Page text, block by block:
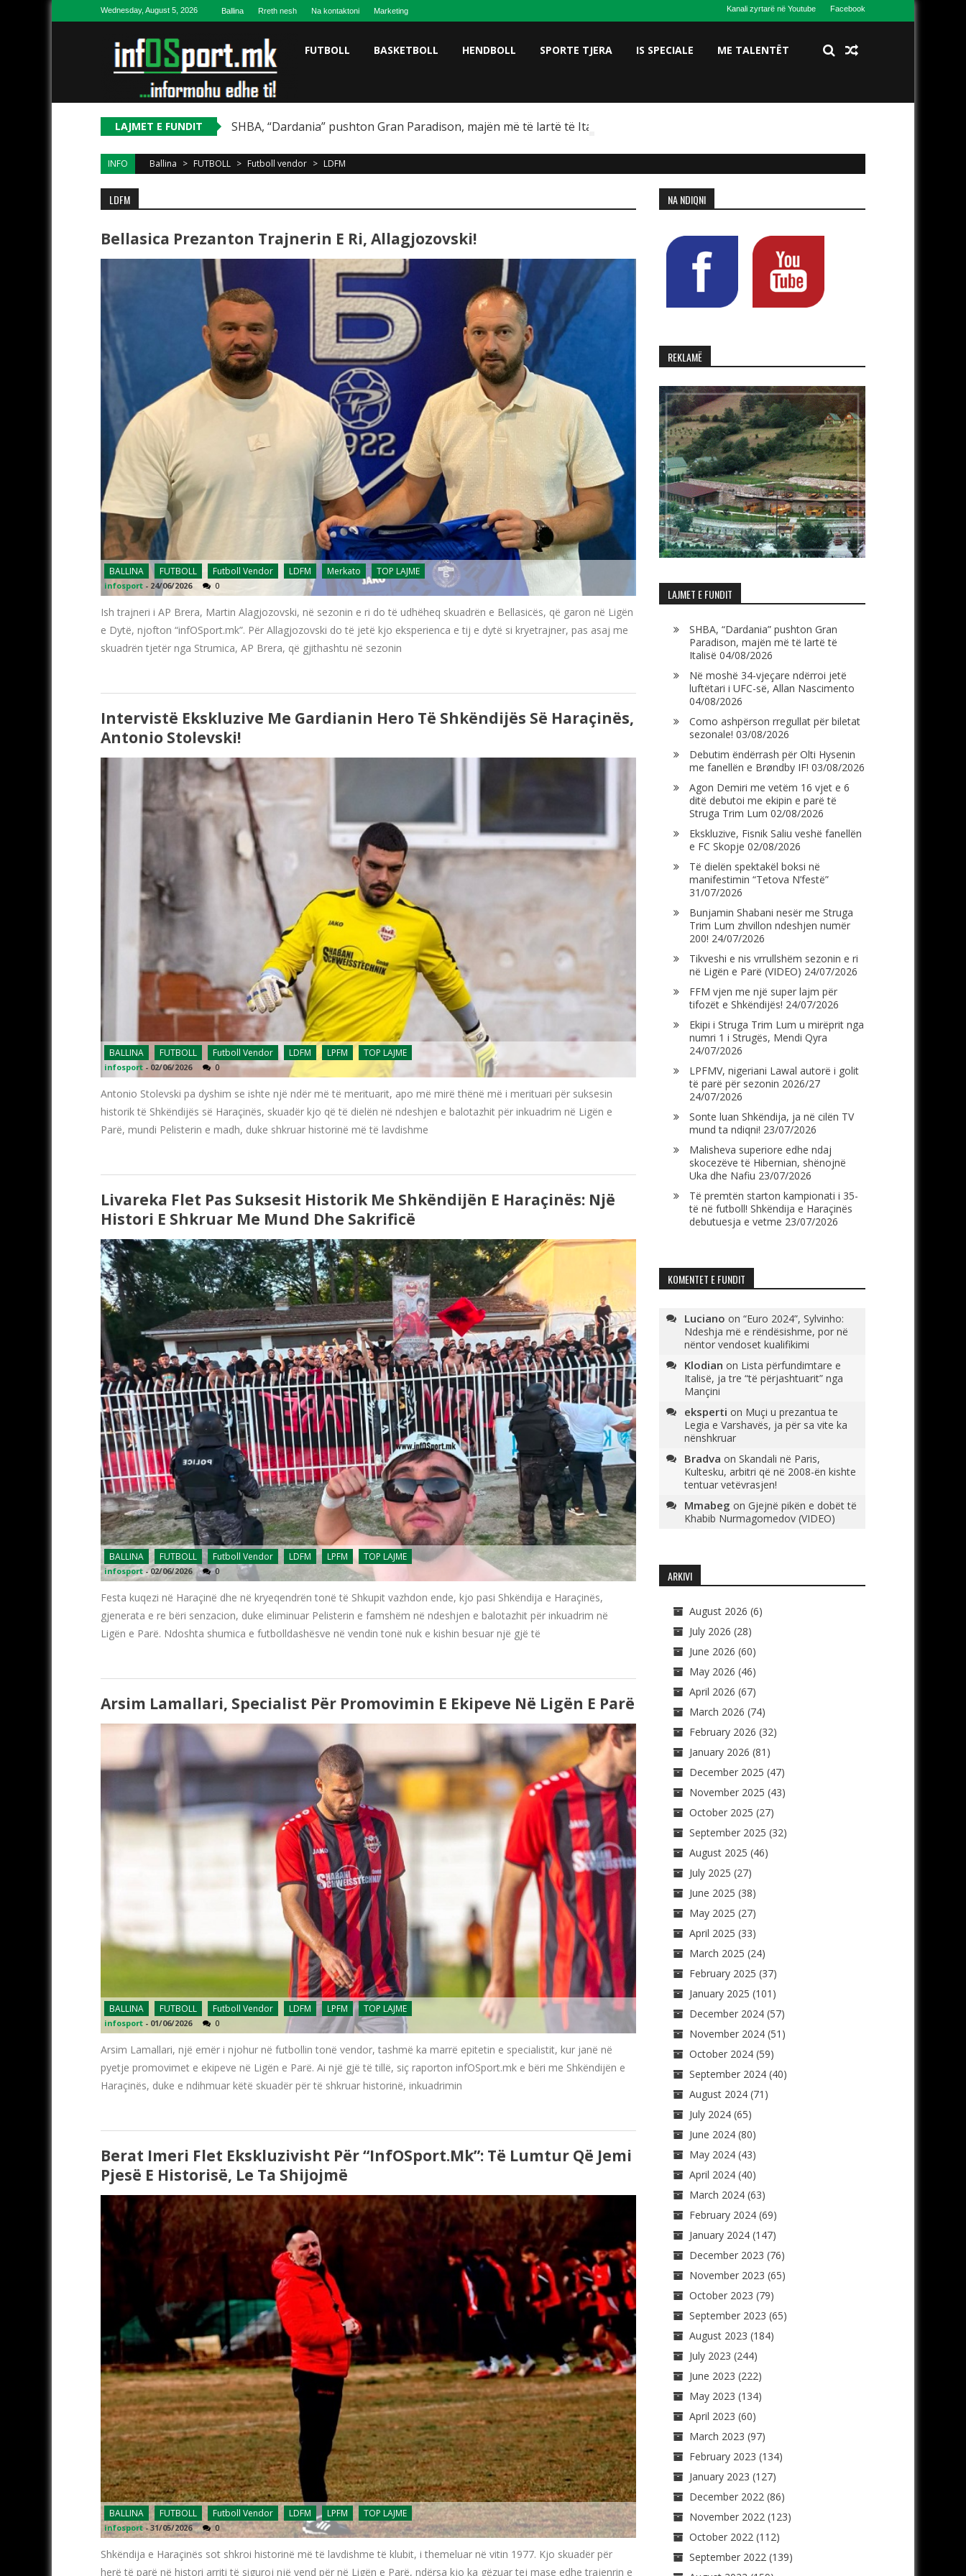
Skip to contentWednesday, August 5, 2026 Ballina Rreth nesh Na kontaktoni Marketing Kanali zyrtarë në Youtube Facebook
FUTBOLL BASKETBOLL HENDBOLL SPORTE TJERA IS SPECIALE ME TALENTËT
LAJMET E FUNDIT SHBA, “Dardania” pushton Gran Paradison, majën më të lartë të Italisë
INFO Ballina > FUTBOLL > Futboll vendor > LDFM
LDFM
Bellasica Prezanton Trajnerin E Ri, Allagjozovski!
BALLINA FUTBOLL Futboll Vendor LDFM Merkato TOP LAJME
infosport - 24/06/2026 0
Ish trajneri i AP Brera, Martin Alagjozovski, në sezonin e ri do të udhëheq skuadrën e Bellasicës, që garon në Ligën
e Dytë, njofton “infOSport.mk”. Për Allagjozovski do të jetë kjo eksperienca e tij e dytë si kryetrajner, pas asaj me
skuadrën tjetër nga Strumica, AP Brera, që gjithashtu në sezonin
Intervistë Ekskluzive Me Gardianin Hero Të Shkëndijës Së Haraçinës,
Antonio Stolevski!
BALLINA FUTBOLL Futboll Vendor LDFM LPFM TOP LAJME
infosport - 02/06/2026 0
Antonio Stolevski pa dyshim se ishte një ndër më të merituarit, apo më mirë thënë më i merituari për suksesin
historik të Shkëndijës së Haraçinës, skuadër kjo që të dielën në ndeshjen e balotazhit për inkuadrim në Ligën e
Parë, mundi Pelisterin e madh, duke shkruar historinë më të lavdishme
Livareka Flet Pas Suksesit Historik Me Shkëndijën E Haraçinës: Një
Histori E Shkruar Me Mund Dhe Sakrificë
BALLINA FUTBOLL Futboll Vendor LDFM LPFM TOP LAJME
infosport -02/06/2026 0
Festa kuqezi në Haraçinë dhe në kryeqendrën tonë të Shkupit vazhdon ende, kjo pasi Shkëndija e Haraçinës,
gjenerata e re bëri senzacion, duke eliminuar Pelisterin e famshëm në ndeshjen e balotazhit për inkuadrim në
Ligën e Parë. Ndoshta shumica e futbolldashësve në vendin tonë nuk e kishin besuar një gjë të
Arsim Lamallari, Specialist Për Promovimin E Ekipeve Në Ligën E Parë
BALLINA FUTBOLL Futboll Vendor LDFM LPFM TOP LAJME
infosport - 01/06/2026 0
Arsim Lamallari, një emër i njohur në futbollin tonë vendor, tashmë ka marrë epitetin e specialistit, kur janë në
pyetje promovimet e ekipeve në Ligën e Parë. Ai një gjë të tillë, siç raporton infOSport.mk e bëri me Shkëndijën e
Haraçinës, duke e ndihmuar këtë skuadër për të shkruar historinë, inkuadrimin
Berat Imeri Flet Ekskluzivisht Për “infOSport.mk”: Të Lumtur Që Jemi
Pjesë E Historisë, Le Ta Shijojmë
BALLINA FUTBOLL Futboll Vendor LDFM LPFM TOP LAJME
infosport -31/05/2026 0
Shkëndija e Haraçinës sot shkroi historinë më të lavdishme të klubit, i themeluar në vitin 1977. Kjo skuadër për
herë të parë në histori arriti të siguroj një vend për në Ligën e Parë, ndërsa kjo ka gëzuar tej mase edhe trajenrin e
NA NDIQNI
REKLAMË
LAJMET E FUNDIT
SHBA, “Dardania” pushton Gran
Paradison, majën më të lartë të
Italisë 04/08/2026
Në moshë 34-vjeçare ndërroi jetë
luftëtari i UFC-së, Allan Nascimento
04/08/2026
Como ashpërson rregullat për biletat
sezonale! 03/08/2026
Debutim ëndërrash për Olti Hysenin
me fanellën e Brøndby IF! 03/08/2026
Agon Demiri me vetëm 16 vjet e 6
ditë debutoi me ekipin e parë të
Struga Trim Lum 02/08/2026
Ekskluzive, Fisnik Saliu veshë fanellën
e FC Skopje 02/08/2026
Të dielën spektakël boksi në
manifestimin “Tetova N’festë”
31/07/2026
Bunjamin Shabani nesër me Struga
Trim Lum zhvillon ndeshjen numër
200! 24/07/2026
Tikveshi e nis vrrullshëm sezonin e ri
në Ligën e Parë (VIDEO) 24/07/2026
FFM vjen me një super lajm për
tifozët e Shkëndijës! 24/07/2026
Ekipi i Struga Trim Lum u mirëprit nga
numri 1 i Strugës, Mendi Qyra
24/07/2026
LPFMV, nigeriani Lawal autorë i golit
të parë për sezonin 2026/27
24/07/2026
Sonte luan Shkëndija, ja në cilën TV
mund ta ndiqni! 23/07/2026
Malisheva superiore edhe ndaj
skocezëve të Hibernian, shënojnë
Uka dhe Nafiu 23/07/2026
Të premtën starton kampionati i 35-
të në futboll! Shkëndija e Haraçinës
debutuesja e vetme 23/07/2026
KOMENTET E FUNDIT
Luciano on “Euro 2024”, Sylvinho:
Ndeshja më e rëndësishme, por në
nëntor vendoset kualifikimi
Klodian on Lista përfundimtare e
Italisë, ja tre “të përjashtuarit” nga
Mançini
eksperti on Muçi u prezantua te
Legia e Varshavës, ja për sa vite ka
nënshkruar
Bradva on Skandali në Paris,
Kultesku, arbitri që në 2008-ën kishte
tentuar vetëvrasjen!
Mmabeg on Gjejnë pikën e dobët të
Khabib Nurmagomedov (VIDEO)
ARKIVI
August 2026 (6)
July 2026 (28)
June 2026 (60)
May 2026 (46)
April 2026 (67)
March 2026 (74)
February 2026 (32)
January 2026 (81)
December 2025 (47)
November 2025 (43)
October 2025 (27)
September 2025 (32)
August 2025 (46)
July 2025 (27)
June 2025 (38)
May 2025 (27)
April 2025 (33)
March 2025 (24)
February 2025 (37)
January 2025 (101)
December 2024(57)
November 2024(51)
October 2024(59)
September 2024(40)
August 2024(71)
July 2024(65)
June 2024(80)
May 2024(43)
April 2024(40)
March 2024(63)
February 2024(69)
January 2024(147)
December 2023 (76)
November 2023 (65)
October 2023 (79)
September 2023 (65)
August 2023 (184)
July 2023 (244)
June 2023 (222)
May 2023 (134)
April 2023 (60)
March 2023 (97)
February 2023 (134)
January 2023 (127)
December 2022(86)
November 2022(123)
October 2022(112)
September 2022(139)